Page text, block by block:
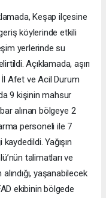
Keşap ilçesine
köylerinde etkili
yerlerinde su
Açıklamada, aşırı
İl Afet ve Acil Durum
9 kişinin mahsur
alınan bölgeye 2
personeli ile 7
Yağışın
talimatları ve
yaşanabilecek
ekibinin bölgede